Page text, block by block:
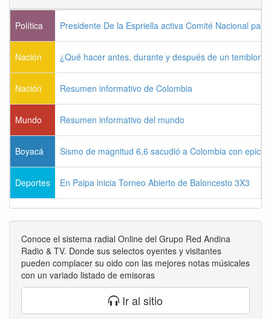
Política Presidente De la Espriella activa Comité Nacional
Nación ¿Qué hacer antes, durante y después de un temblor?
Nación Resumen informativo de Colombia
Mundo Resumen informativo del mundo
Boyacá Sismo de magnitud 6,6 sacudió a Colombia con
Deportes En Paipa inicia Torneo Abierto de Baloncesto 3X3
Conoce el sistema radial Online del Grupo Red Andina
Radio & TV. Donde sus selectos oyentes y visitantes
pueden complacer su oido con las mejores notas músicales
con un variado listado de emisoras
Ir al sitio